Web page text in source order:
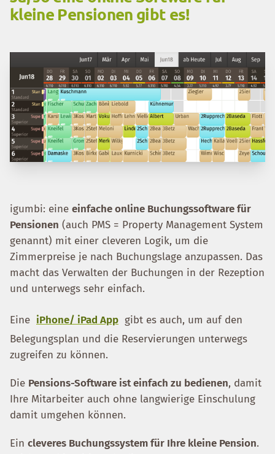
kleine Pensionen gibt es!
igumbi: eine einfache online Buchungssoftware für
Pensionen (auch PMS = Property Management System
genannt) mit einer cleveren Logik, um die
Zimmerpreise je nach Buchungslage anzupassen. Das
macht das Verwalten der Buchungen in der Rezeption
und unterwegs sehr einfach.
Eine iPhone/ iPad App gibt es auch, um auf den
Belegungsplan und die Reservierungen unterwegs
zugreifen zu können.
Die Pensions-Software ist einfach zu bedienen, damit
Ihre Mitarbeiter auch ohne langwierige Einschulung
damit umgehen können.
Ein cleveres Buchungssystem für Ihre kleine Pension.